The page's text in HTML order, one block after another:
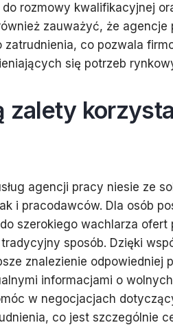
rozmowy kwalifikacyjnej
zauważyć, że agencje
co pozwala
się potrzeb
zalety
agencji pracy niesie ze
i pracodawców. Dla osób
szerokiego wachlarza
sposób. Dzięki
znalezienie odpowiedniej
informacjami o
w negocjacjach
co jest szczególnie